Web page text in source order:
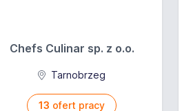
Chefs Culinar sp. z o.o.
Tarnobrzeg
13 ofert pracy